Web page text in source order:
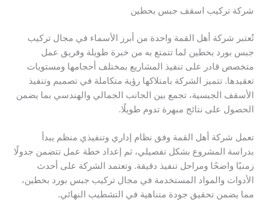
شركة تركيب اسقف جبس بحطين
تُعتبر شركة أهل القمة واحدة من أبرز الأسماء في مجال تركيب
جبس بورد بحطين لما تتمتع به من خبرة طويلة وفريق عمل
متخصص قادر على تنفيذ المشاريع بمختلف أحجامها ومستويات
تعقيدها. تتميز الشركة بامتلاكها رؤية متكاملة في تصميم وتنفيذ
الأسقف الجبسية، تجمع بين الجانب الجمالي والهندسي بما يضمن
الحصول على نتائج مبهرة تدوم طويلًا.
تعمل شركة أهل القمة وفق نظام إداري وتنفيذي منظم يبدأ
بدراسة المشروع بشكل تفصيلي، ثم إعداد خطة عمل تتضمن جدولًا
زمنيًا واضحًا ومراحل تنفيذ دقيقة. وتعتمد الشركة على أحدث
الأدوات والمواد المستخدمة في مجال تركيب جبس بورد بحطين،
مما يضمن تحقيق جودة متناهية في التشطيب النهائي.